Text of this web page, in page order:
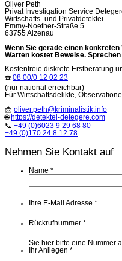
Oliver Peth
Privat Investigation Service
Wirtschafts- und Privatdetektei
Emmy-Noether-Straße 5
63755 Alzenau
Wenn Sie gerade einen konkreten
Warten kostet Beweise.
Kostenfreie diskrete Erstberatung
☎️ 08 00/0 12 02 23
(nur national erreichbar)
Für Wirtschaftsdelikte,
📩 oliver.peth@kriminalistik.info
🌐 https://detektei-detegere.com
📞 +49 (0)6023 9 29 68 80
+49 (0)170 24 8 12 78
Nehmen Sie Kontakt auf
Name *
Ihre E-Mail Adresse *
Rückrufnummer *
Sie hier bitte eine Nummer
Ihr Anliegen *